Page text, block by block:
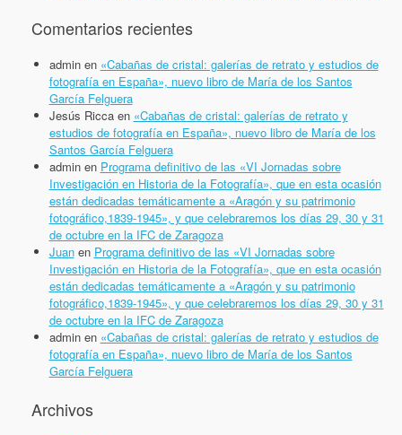
Comentarios recientes
adminen «Cabañas de cristal: galerías de retrato y estudios de
fotografía en España», nuevo libro de María de los Santos
García Felguera
Jesús Riccaen «Cabañas de cristal: galerías de retrato y
estudios de fotografía en España», nuevo libro de María de los
Santos García Felguera
adminen Programa definitivo de las «VI Jornadas sobre
Investigación en Historia de la Fotografía», que en esta ocasión
están dedicadas temáticamente a «Aragón y su patrimonio
fotográfico,1839-1945», y que celebraremos los días 29, 30 y 31
de octubre en la IFC de Zaragoza
Juanen Programa definitivo de las «VI Jornadas sobre
Investigación en Historia de la Fotografía», que en esta ocasión
están dedicadas temáticamente a «Aragón y su patrimonio
fotográfico,1839-1945», y que celebraremos los días 29, 30 y 31
de octubre en la IFC de Zaragoza
adminen «Cabañas de cristal: galerías de retrato y estudios de
fotografía en España», nuevo libro de María de los Santos
García Felguera
Archivos